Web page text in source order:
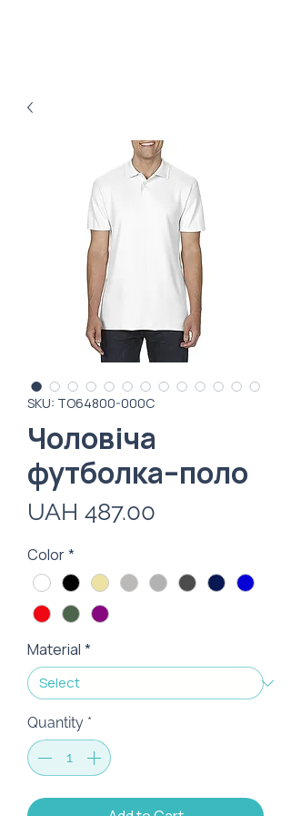
SKU: TO64800-000C
Чоловіча
футболка–поло
UAH 487.00
Color*
Material *
Quantity *